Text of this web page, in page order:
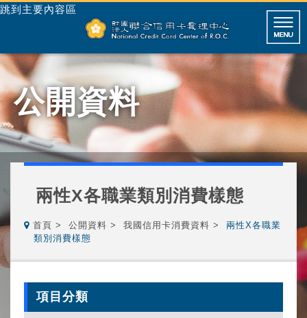
跳到主要內容區
公開資料
兩性X各職業類別消費樣態
首頁 公開資料 我國信用卡消費資料
兩性X各職業
類別消費樣態
項目分類